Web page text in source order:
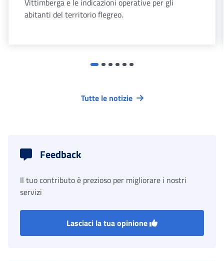
Vittimberga e le indicazioni operative per gli
abitanti del territorio flegreo.
Tutte le notizie
Feedback
Il tuo contributo è prezioso per migliorare i nostri
servizi
Lasciaci la tua opinione